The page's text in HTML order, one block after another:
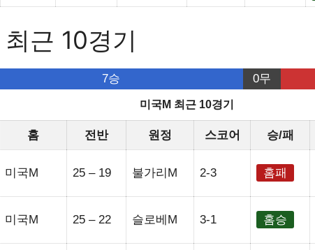
근 10경기
7승 0무
미국M 최근 10경기
홈 전반 원정 스코어 승/패
미국M 25 – 19 불가리M 2-3 홈패
미국M 25 – 22 슬로베M 3-1 홈승